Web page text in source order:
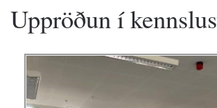
Uppröðun í